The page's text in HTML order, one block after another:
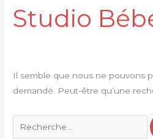
Studio
Il semble que nous ne pouvons
demandé. Peut-être qu’une